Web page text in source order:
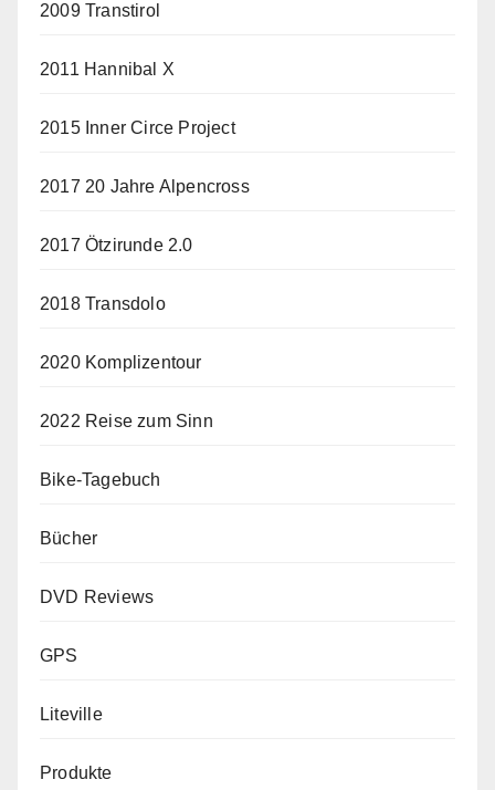
2009 Transtirol
2011 Hannibal X
2015 Inner Circe Project
2017 20 Jahre Alpencross
2017 Ötzirunde 2.0
2018 Transdolo
2020 Komplizentour
2022 Reise zum Sinn
Bike-Tagebuch
Bücher
DVD Reviews
GPS
Liteville
Produkte